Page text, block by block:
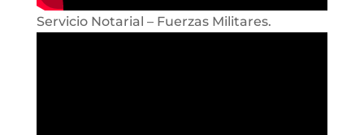
Servicio Notarial – Fuerzas Militares.